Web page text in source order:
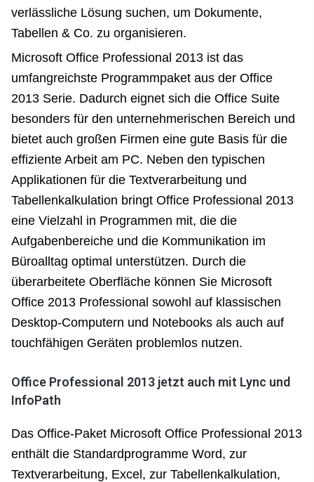
verlässliche Lösung suchen, um Dokumente,
Tabellen & Co. zu organisieren.
Microsoft Office Professional 2013 ist das
umfangreichste Programmpaket aus der Office
2013 Serie. Dadurch eignet sich die Office Suite
besonders für den unternehmerischen Bereich und
bietet auch großen Firmen eine gute Basis für die
effiziente Arbeit am PC. Neben den typischen
Applikationen für die Textverarbeitung und
Tabellenkalkulation bringt Office Professional 2013
eine Vielzahl in Programmen mit, die die
Aufgabenbereiche und die Kommunikation im
Büroalltag optimal unterstützen. Durch die
überarbeitete Oberfläche können Sie Microsoft
Office 2013 Professional sowohl auf klassischen
Desktop-Computern und Notebooks als auch auf
touchfähigen Geräten problemlos nutzen.
Office Professional 2013 jetzt auch mit Lync und
InfoPath
Das Office-Paket Microsoft Office Professional 2013
enthält die Standardprogramme Word, zur
Textverarbeitung, Excel, zur Tabellenkalkulation,